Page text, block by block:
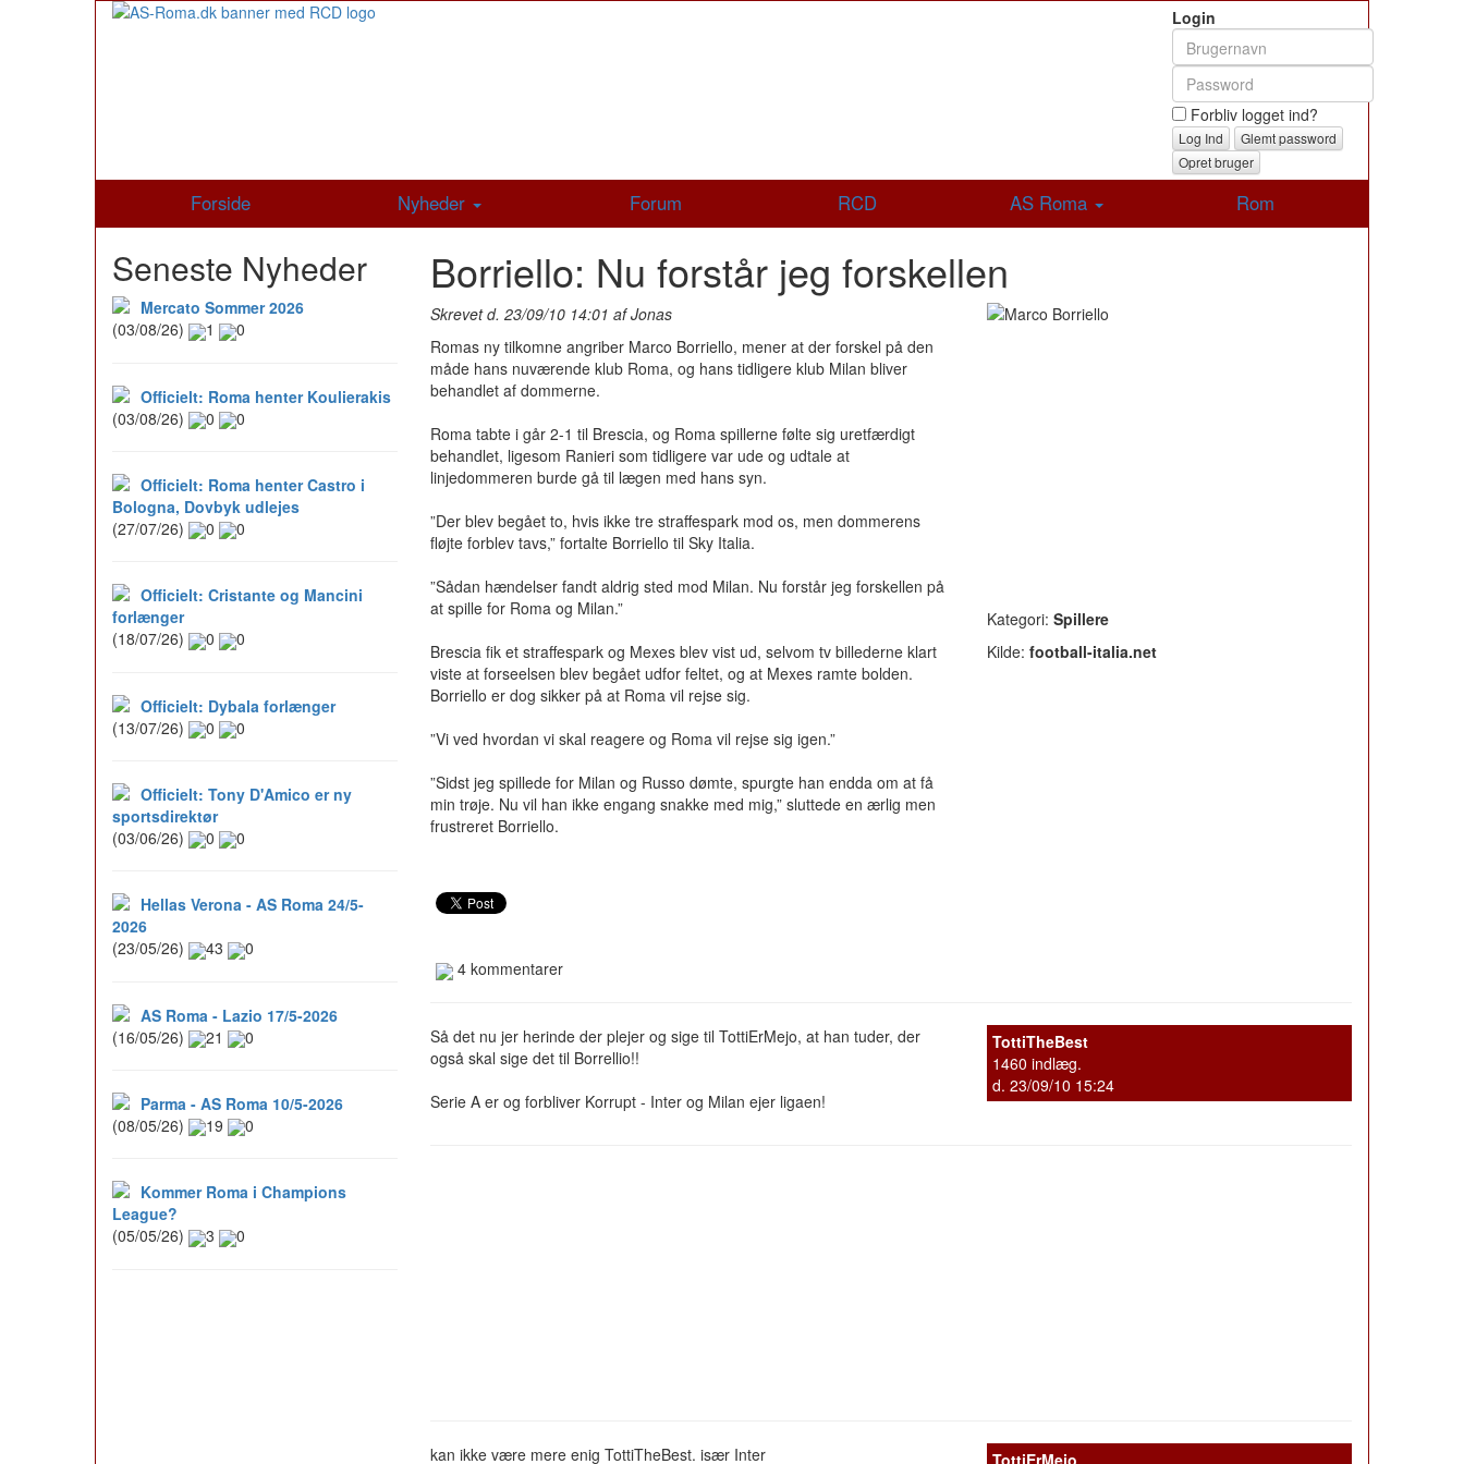
Login
Forbliv logget ind?
Glemt password
Opret bruger
Forside Nyheder Forum RCD AS Roma Rom
Borriello: Nu forstår jeg forskellen
Kategori: Spillere
Kilde: football-italia.net
Skrevet d. 23/09/10 14:01 af Jonas
Romas ny tilkomne angriber Marco Borriello, mener at der forskel på den
måde hans nuværende klub Roma, og hans tidligere klub Milan bliver
behandlet af dommerne.
Roma tabte i går 2-1 til Brescia, og Roma spillerne følte sig uretfærdigt
behandlet, ligesom Ranieri som tidligere var ude og udtale at
linjedommeren burde gå til lægen med hans syn.
”Der blev begået to, hvis ikke tre straffespark mod os, men dommerens
fløjte forblev tavs,” fortalte Borriello til Sky Italia.
”Sådan hændelser fandt aldrig sted mod Milan. Nu forstår jeg forskellen på
at spille for Roma og Milan.”
Brescia fik et straffespark og Mexes blev vist ud, selvom tv billederne klart
viste at forseelsen blev begået udfor feltet, og at Mexes ramte bolden.
Borriello er dog sikker på at Roma vil rejse sig.
”Vi ved hvordan vi skal reagere og Roma vil rejse sig igen.”
”Sidst jeg spillede for Milan og Russo dømte, spurgte han endda om at få
min trøje. Nu vil han ikke engang snakke med mig,” sluttede en ærlig men
frustreret Borriello.
4 kommentarer
TottiTheBest
1460 indlæg.
d. 23/09/10 15:24
Så det nu jer herinde der plejer og sige til TottiErMejo, at han tuder, der
også skal sige det til Borrellio!!
Serie A er og forbliver Korrupt - Inter og Milan ejer ligaen!
TottiErMejo
kan ikke være mere enig TottiTheBest. især Inter
Seneste Nyheder
Mercato Sommer 2026
(03/08/26)
1 0
Officielt: Roma henter Koulierakis
(03/08/26)
0 0
Officielt: Roma henter Castro i
Bologna, Dovbyk udlejes
(27/07/26)
0 0
Officielt: Cristante og Mancini
forlænger
(18/07/26)
0 0
Officielt: Dybala forlænger
(13/07/26)
0 0
Officielt: Tony D'Amico er ny
sportsdirektør
(03/06/26)
0 0
Hellas Verona - AS Roma 24/5-
2026
(23/05/26)
43 0
AS Roma - Lazio 17/5-2026
(16/05/26)
21 0
Parma - AS Roma 10/5-2026
(08/05/26)
19 0
Kommer Roma i Champions
League?
(05/05/26)
3 0